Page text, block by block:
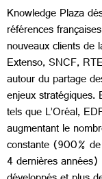
Knowledge Plaza
références
nouveaux clients de
Extenso, SNCF,
autour du partage
enjeux stratégiques.
tels que L’Oréal,
augmentant le
constante (900%
4 dernières